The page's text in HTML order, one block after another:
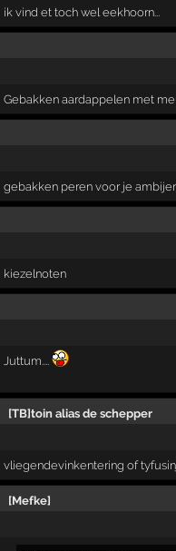
ik vind et toch wel eekhoorn...
Gebakken aardappelen met
gebakken peren voor je
kiezelnoten
Juttum....
[TB]toin alias de schepper
vliegendevinkentering of
[Mefke]